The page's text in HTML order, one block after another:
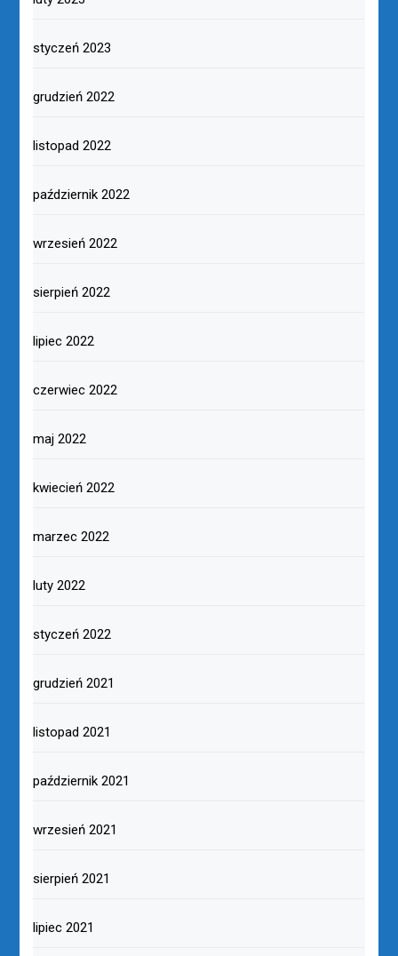
styczeń 2023
grudzień 2022
listopad 2022
październik 2022
wrzesień 2022
sierpień 2022
lipiec 2022
czerwiec 2022
maj 2022
kwiecień 2022
marzec 2022
luty 2022
styczeń 2022
grudzień 2021
listopad 2021
październik 2021
wrzesień 2021
sierpień 2021
lipiec 2021